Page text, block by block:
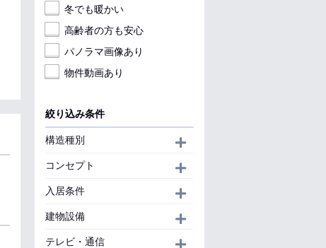
冬でも暖かい
高齢者の方も安心
パノラマ画像あり
物件動画あり
絞り込み条件
構造種別
コンセプト
入居条件
建物設備
テレビ・通信